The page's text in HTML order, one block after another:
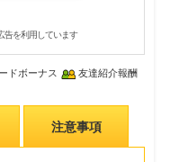
告を利用しています
ドボーナス 友達紹介報酬
注意事項